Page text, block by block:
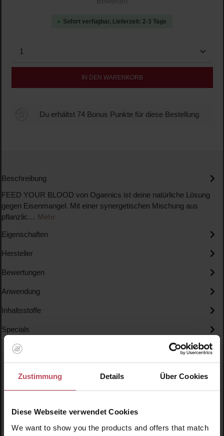
Zustimmung Details Über Cookies
Diese Webseite verwendet Cookies
We want to show you the products and offers that match
Sofort verfügbar, Lieferzeit: 2-3 Tage
Produkt Anzahl: Gib den gewünschten Wert ein
IN DEN WARENKORB
Du erhältst 74 Bonus Punkte für diese Bestellung
Beschreibung
FEED YOUR BLOOD von Ogaenics ist deine natürliche Lösung
gegen Eisenmangel. Mit einer synergetischen Mischung aus
pflanzlic… Mehr
Eigenschaften
Hersteller
Bewertungen
Anwendung
Inhaltsstoffe
Specials
Produktgalerie überspringen
Ähnliche Produkte